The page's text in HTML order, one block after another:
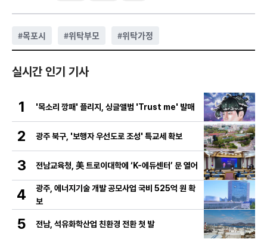
#목포시 #위탁부모 #위탁가정
실시간 인기 기사
1 '목소리 깡패' 플리지, 싱글앨범 'Trust me' 발매
2 광주 북구, '보행자 우선도로 조성' 특교세 확보
3 전남교육청, 美 트로이대학에 ‘K-에듀센터’ 문 열어
4
광주, 에너지기술 개발 공모사업 국비 525억 원 확
보
5 전남, 석유화학산업 친환경 전환 첫 발